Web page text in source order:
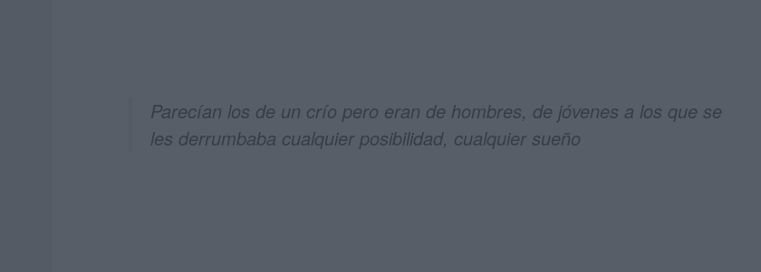
Parecían los de un crío pero eran de hombres, de jóvenes a los que se
les derrumbaba cualquier posibilidad, cualquier sueño